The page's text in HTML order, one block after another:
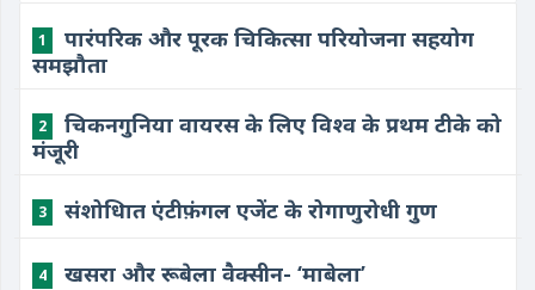
1
पारंपरिक और पूरक चिकित्सा परियोजना सहयोग
समझौता
2
चिकनगुनिया वायरस के लिए विश्व के प्रथम टीके को
मंजूरी
3 संशोधिात एंटीफ़ंगल एजेंट के रोगाणुरोधी गुण
4 खसरा और रूबेला वैक्सीन- ‘माबेला’